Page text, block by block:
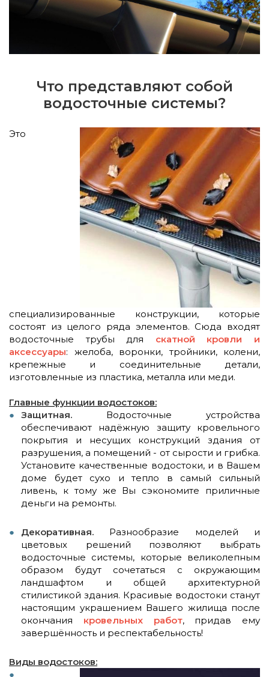
Что представляют собой
водосточные системы?
Это
специализированные конструкции, которые
состоят из целого ряда элементов. Сюда входят
водосточные трубы для скатной кровли и
аксессуары: желоба, воронки, тройники, колени,
крепежные и соединительные детали,
изготовленные из пластика, металла или меди.
Главные функции водостоков:
Защитная. Водосточные устройства
обеспечивают надёжную защиту кровельного
покрытия и несущих конструкций здания от
разрушения, а помещений - от сырости и грибка.
Установите качественные водостоки, и в Вашем
доме будет сухо и тепло в самый сильный
ливень, к тому же Вы сэкономите приличные
деньги на ремонты.
Декоративная. Разнообразие моделей и
цветовых решений позволяют выбрать
водосточные системы, которые великолепным
образом будут сочетаться с окружающим
ландшафтом и общей архитектурной
стилистикой здания. Красивые водостоки станут
настоящим украшением Вашего жилища после
окончания кровельных работ, придав ему
завершённость и респектабельность!
Виды водостоков: